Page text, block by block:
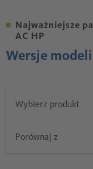
Najważniejsze
AC HP
Wersje